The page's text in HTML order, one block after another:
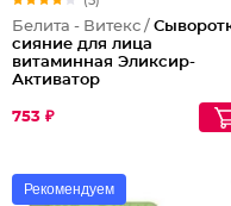
Белита - Витекс /
сияние для лица
витаминная Эликсир-
Активатор
753 ₽
Рекомендуем